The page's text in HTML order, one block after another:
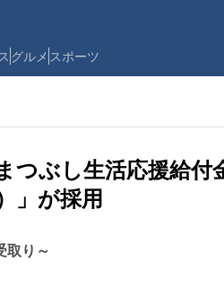
グルメ スポーツ
つぶし生活応援給付
」が採用
取り～